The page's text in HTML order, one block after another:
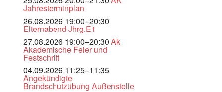
Jahresterminplan
26.08.2026 19:00–20:30
Elternabend Jhrg.E1
27.08.2026 19:00–20:30 Ak
Akademische Feier und
Festschrift
04.09.2026 11:25–11:35
Angekündigte
Brandschutzübung Außenstelle